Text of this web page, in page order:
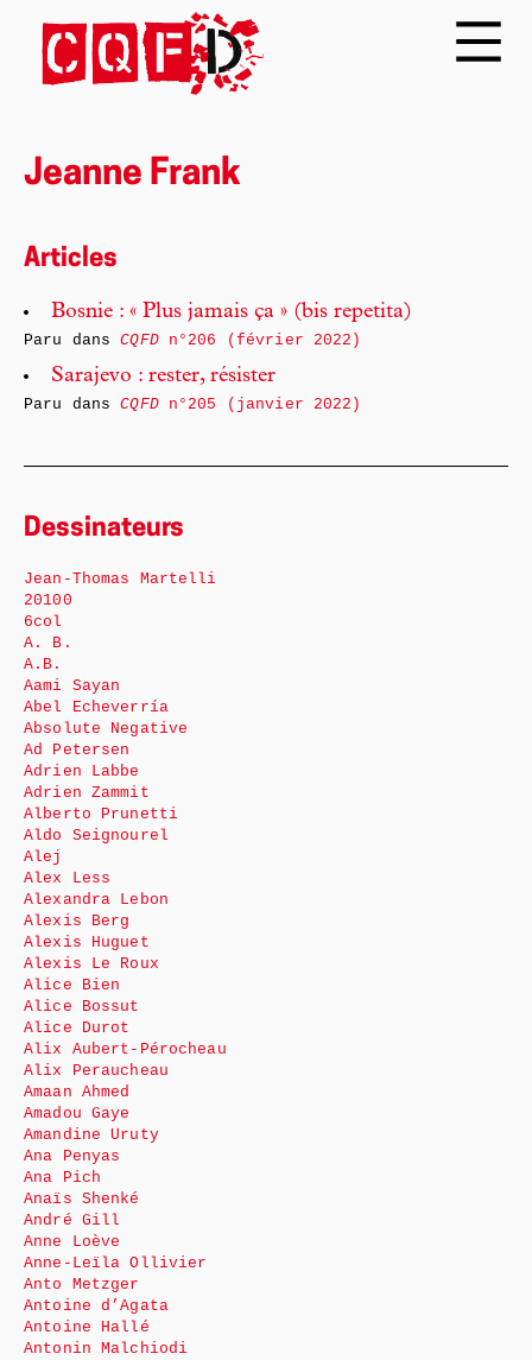
Jeanne Frank
Articles
Bosnie : « Plus jamais ça » (bis repetita)
Paru dansCQFDn°206 (février 2022)
Sarajevo : rester, résister
Paru dansCQFDn°205 (janvier 2022)
Dessinateurs
Jean-Thomas Martelli
20100
6col
A. B.
A.B.
Aami Sayan
Abel Echeverría
Absolute Negative
Ad Petersen
Adrien Labbe
Adrien Zammit
Alberto Prunetti
Aldo Seignourel
Alej
Alex Less
Alexandra Lebon
Alexis Berg
Alexis Huguet
Alexis Le Roux
Alice Bien
Alice Bossut
Alice Durot
Alix Aubert-Pérocheau
Alix Peraucheau
Amaan Ahmed
Amadou Gaye
Amandine Uruty
Ana Penyas
Ana Pich
Anaïs Shenké
André Gill
Anne Loève
Anne-Leïla Ollivier
Anto Metzger
Antoine d’Agata
Antoine Hallé
Antonin Malchiodi